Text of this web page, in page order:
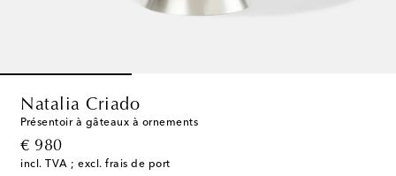
Natalia Criado
Présentoir à gâteaux à ornements
€ 980
original price
incl. TVA ; excl. frais de port